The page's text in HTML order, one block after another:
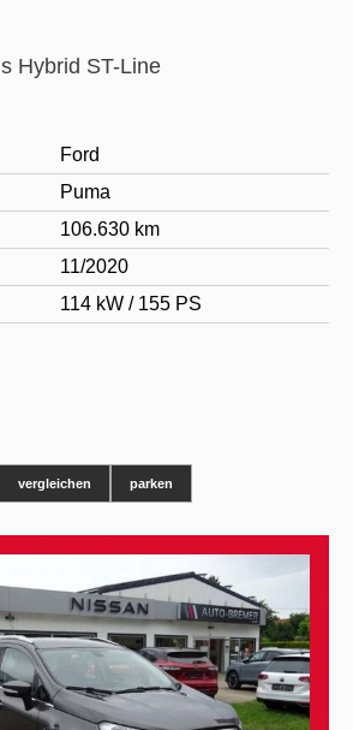
Hybrid ST-Line
Ford
Puma
106.630 km
11/2020
114 kW / 155 PS
vergleichen parken